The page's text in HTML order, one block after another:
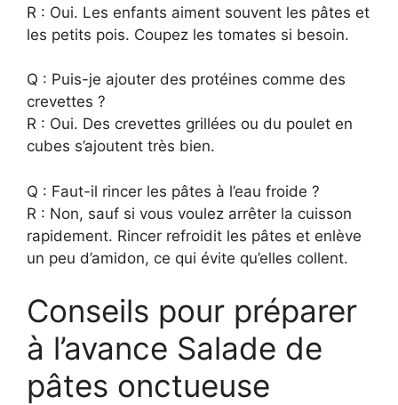
R : Oui. Les enfants aiment souvent les pâtes et
les petits pois. Coupez les tomates si besoin.
Q : Puis-je ajouter des protéines comme des
crevettes ?
R : Oui. Des crevettes grillées ou du poulet en
cubes s’ajoutent très bien.
Q : Faut-il rincer les pâtes à l’eau froide ?
R : Non, sauf si vous voulez arrêter la cuisson
rapidement. Rincer refroidit les pâtes et enlève
un peu d’amidon, ce qui évite qu’elles collent.
Conseils pour préparer
à l’avance Salade de
pâtes onctueuse